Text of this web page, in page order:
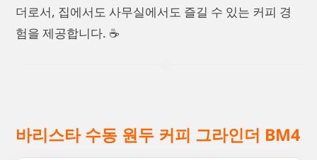
더로서, 집에서도 사무실에서도 즐길 수 있는 커피 경
험을 제공합니다. ☕️
바리스타 수동 원두 커피 그라인더 BM4